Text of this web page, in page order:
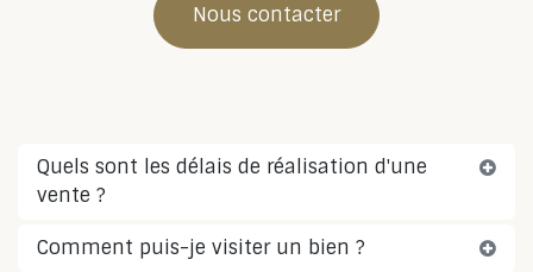
Nous contacter
Quels sont les délais de réalisation d'une
vente ?
Comment puis-je visiter un bien ?